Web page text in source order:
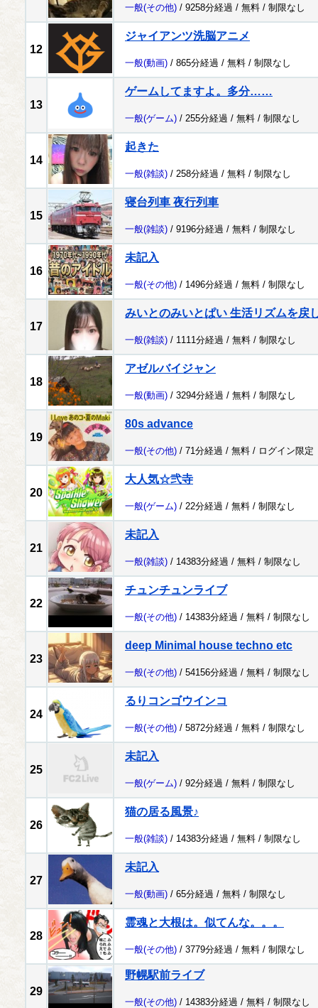
一般(その他) / 9258分経過 / 無料 / 制限なし
12
ジャイアンツ洗脳アニメ
一般(動画) / 865分経過 / 無料 / 制限なし
13
ゲームしてますよ。多分……
一般(ゲーム) / 255分経過 / 無料 / 制限なし
14
起きた
一般(雑談) / 258分経過 / 無料 / 制限なし
15
寝台列車 夜行列車
一般(雑談) / 9196分経過 / 無料 / 制限なし
16
未記入
一般(その他) / 1496分経過 / 無料 / 制限なし
17
みいとのみいとぱい 生活リズムを戻
一般(雑談) / 1111分経過 / 無料 / 制限なし
18
アゼルバイジャン
一般(動画) / 3294分経過 / 無料 / 制限なし
19
80s advance
一般(その他) / 71分経過 / 無料 / ログイン限定
20
大人気☆弐寺
一般(ゲーム) / 22分経過 / 無料 / 制限なし
21
未記入
一般(雑談) / 14383分経過 / 無料 / 制限なし
22
チュンチュンライブ
一般(その他) / 14383分経過 / 無料 / 制限なし
23
deep Minimal house techno etc
一般(その他) / 54156分経過 / 無料 / 制限なし
24
るりコンゴウインコ
一般(その他) / 5872分経過 / 無料 / 制限なし
25
未記入
一般(ゲーム) / 92分経過 / 無料 / 制限なし
26
猫の居る風景♪
一般(雑談) / 14383分経過 / 無料 / 制限なし
27
未記入
一般(動画) / 65分経過 / 無料 / 制限なし
28
霊魂と大根は。似てんな。。。
一般(その他) / 3779分経過 / 無料 / 制限なし
29
野幌駅前ライブ
一般(その他) / 14383分経過 / 無料 / 制限なし